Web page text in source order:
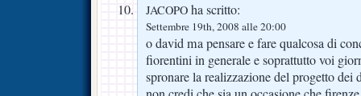
JACOPO ha scritto:
Settembre 19th, 2008 alle 20:00
o david ma pensare e fare qualcosa di
fiorentini in generale e soprattutto voi
spronare la realizzazione del progetto dei